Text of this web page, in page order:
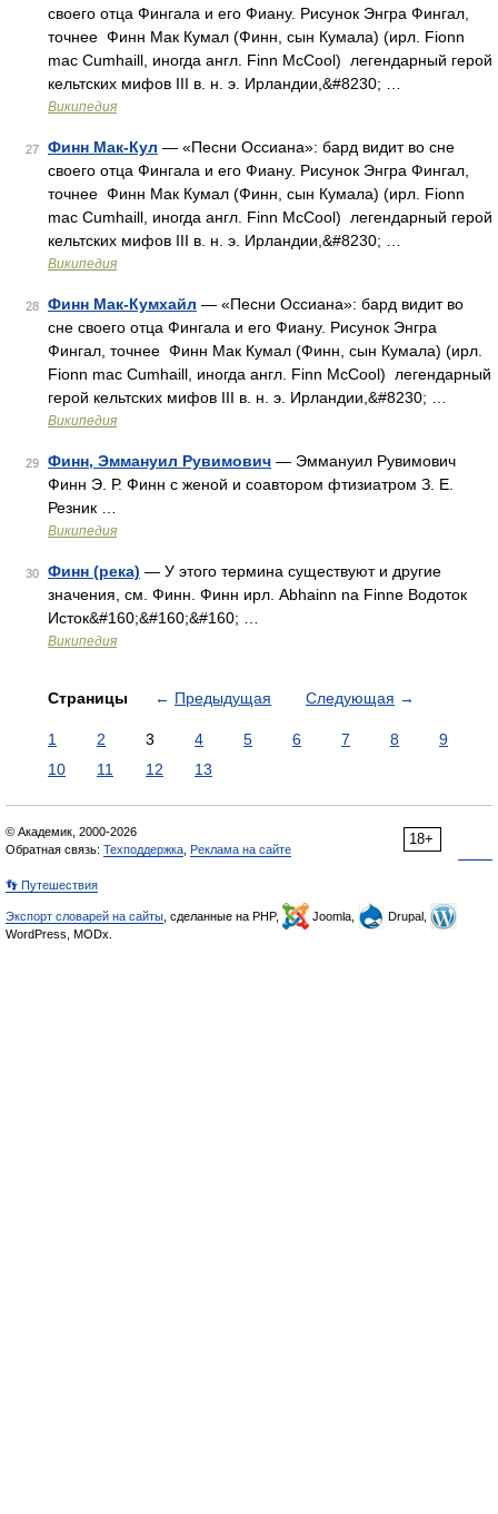
своего отца Фингала и его Фиану. Рисунок Энгра Фингал,
точнее Финн Мак Кумал (Финн, сын Кумала) (ирл. Fionn
mac Cumhaill, иногда англ. Finn McCool) легендарный герой
кельтских мифов III в. н. э. Ирландии,&#8230; …
Википедия
27 Финн Мак-Кул — «Песни Оссиана»: бард видит во сне
своего отца Фингала и его Фиану. Рисунок Энгра Фингал,
точнее Финн Мак Кумал (Финн, сын Кумала) (ирл. Fionn
mac Cumhaill, иногда англ. Finn McCool) легендарный герой
кельтских мифов III в. н. э. Ирландии,&#8230; …
Википедия
28 Финн Мак-Кумхайл — «Песни Оссиана»: бард видит во
сне своего отца Фингала и его Фиану. Рисунок Энгра
Фингал, точнее Финн Мак Кумал (Финн, сын Кумала) (ирл.
Fionn mac Cumhaill, иногда англ. Finn McCool) легендарный
герой кельтских мифов III в. н. э. Ирландии,&#8230; …
Википедия
29 Финн, Эммануил Рувимович — Эммануил Рувимович
Финн Э. Р. Финн с женой и соавтором фтизиатром З. Е.
Резник …
Википедия
30 Финн (река) — У этого термина существуют и другие
значения, см. Финн. Финн ирл. Abhainn na Finne Водоток
Исток&#160;&#160;&#160; …
Википедия
Страницы ← Предыдущая Следующая →
1 2 3 4 5 6 7 8
9
10
11 12 13
18+
© Академик, 2000-2026
Обратная связь: Техподдержка Реклама на сайте
👣 Путешествия
Экспорт словарей на сайты , сделанные на PHP, Joomla,
Drupal,
WordPress, MODx.